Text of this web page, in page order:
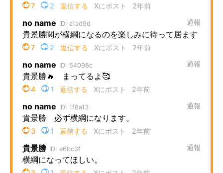
ITエンジニア向け専門サイト
IT製品の技術・比較・事例
モノづくり技術者専門サイト
電子設計の基本と応用